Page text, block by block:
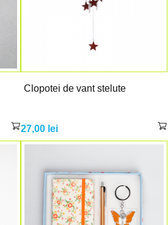
Clopotei de vant stelute
27,00 lei